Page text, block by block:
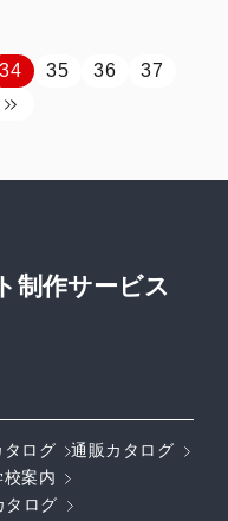
34 35 36
37
制作サービス
タログ
通販カタログ
校案内
タログ